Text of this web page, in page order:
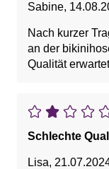
Sabine,
Nach kurzer
an der
Qualität
Schlechte
Lisa,